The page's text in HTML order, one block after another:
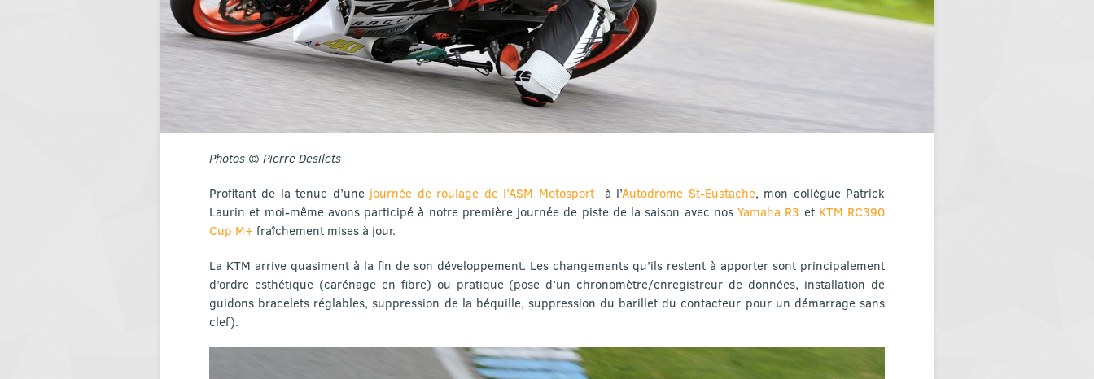
Photos © Pierre Desilets
Profitant de la tenue d’une journée de roulage de l’ASM Motosportà l’Autodrome St-Eustache, mon collègue Patrick
Laurin et moi-même avons participé à notre première journée de piste de la saison avec nos Yamaha R3 et KTM RC390
Cup M+ fraîchement mises à jour.
La KTM arrive quasiment à la fin de son développement. Les changements qu’ils restent à apporter sont principalement
d’ordre esthétique (carénage en fibre) ou pratique (pose d’un chronomètre/enregistreur de données, installation de
guidons bracelets réglables, suppression de la béquille, suppression du barillet du contacteur pour un démarrage sans
clef).